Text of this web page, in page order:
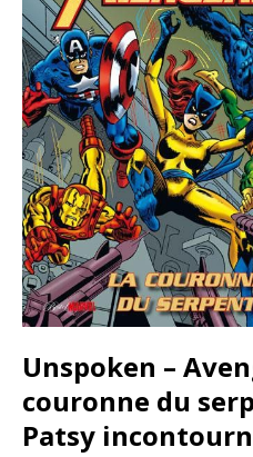
Unspoken –
couronne du
Patsy